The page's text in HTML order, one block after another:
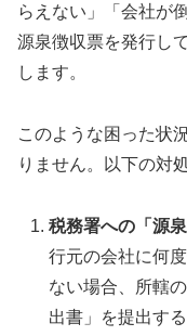
らえない」「会社が
源泉徴収票を発行し
します。
このような困った状
りません。以下の対
税務署への「源
行元の会社に何
ない場合、所轄
出書」を提出す